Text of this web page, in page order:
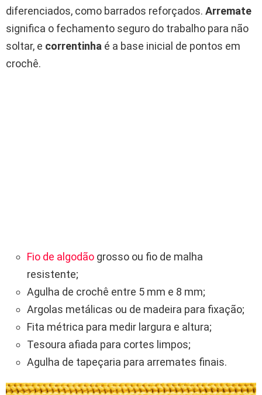
diferenciados, como barrados reforçados. Arremate
significa o fechamento seguro do trabalho para não
soltar, e correntinha é a base inicial de pontos em
crochê.
Fio de algodão grosso ou fio de malha
resistente;
Agulha de crochê entre 5 mm e 8 mm;
Argolas metálicas ou de madeira para fixação;
Fita métrica para medir largura e altura;
Tesoura afiada para cortes limpos;
Agulha de tapeçaria para arremates finais.